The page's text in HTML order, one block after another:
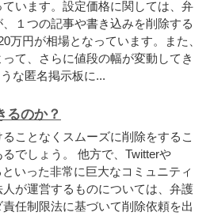
います。設定価格に関しては、弁
１つの記事や書き込みを削除する
万円が相場となっています。また、
て、さらに値段の幅が変動してき
な匿名掲示板に...
るのか？
ことなくスムーズに削除をするこ
でしょう。 他方で、Twitterや
いった非常に巨大なコミュニティ
が運営するものについては、弁護
任制限法に基づいて削除依頼を出